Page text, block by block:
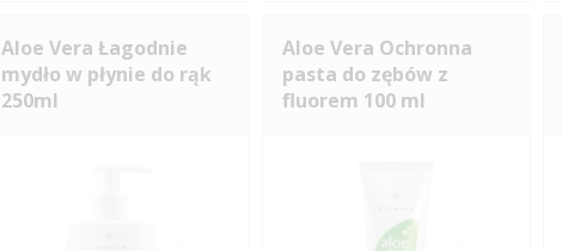
Aloe Vera Łagodnie
mydło w płynie do rąk
250ml
Aloe Vera Ochronna
pasta do zębów z
fluorem 100 ml